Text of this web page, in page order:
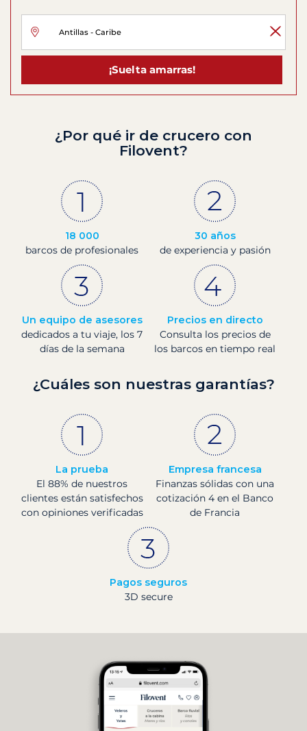
¡Suelta amarras!
¿Por qué ir de crucero con
Filovent?
18 000
barcos de profesionales
30 años
de experiencia y pasión
Un equipo de asesores
dedicados a tu viaje, los 7
días de la semana
Precios en directo
Consulta los precios de
los barcos en tiempo real
¿Cuáles son nuestras garantías?
La prueba
El 88% de nuestros
clientes están satisfechos
con opiniones verificadas
Empresa francesa
Finanzas sólidas con una
cotización 4 en el Banco
de Francia
Pagos seguros
3D secure